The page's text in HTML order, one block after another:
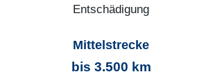
Entschädigung
Mittelstrecke
bis 3.500 km